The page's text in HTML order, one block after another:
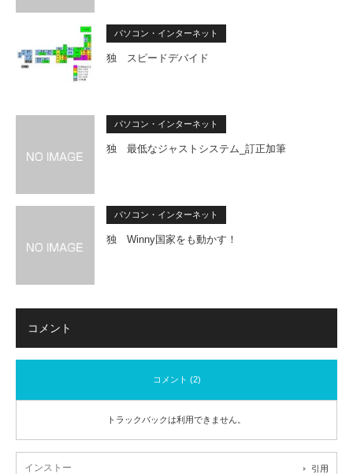
パソコン・インターネット
独 スピードデバイド
パソコン・インターネット
独 最低なジャストシステム_訂正加筆
パソコン・インターネット
独 Winny国家をも動かす！
コメント
コメント (2)
トラックバックは利用できません。
インストー 引用